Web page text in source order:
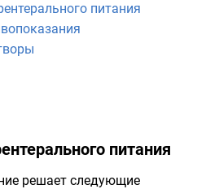
питания
питания
решает следующие